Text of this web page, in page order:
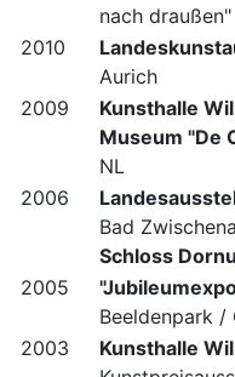
nach draußen"
2010
Aurich
2009
Kunsthalle
Museum "De
NL
2006
Bad
Schloss
2005
Beeldenpark /
2003
Kunsthalle